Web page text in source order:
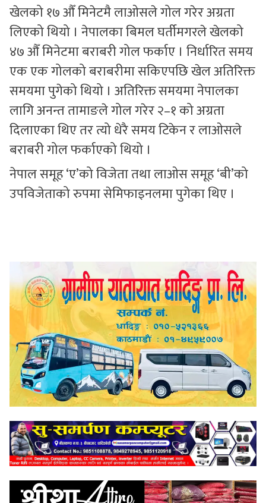
खेलको १७ औँ मिनेटमै लाओसले गोल गरेर अग्रता
लिएको थियो । नेपालका बिमल घर्तीमगरले खेलको
४७ औँ मिनेटमा बराबरी गोल फर्काए । निर्धारित समय
एक एक गोलको बराबरीमा सकिएपछि खेल अतिरिक्त
समयमा पुगेको थियो । अतिरिक्त समयमा नेपालका
लागि अनन्त तामाङले गोल गरेर २–१ को अग्रता
दिलाएका थिए तर त्यो धेरै समय टिकेन र लाओसले
बराबरी गोल फर्काएको थियो ।
नेपाल समूह ‘ए’को विजेता तथा लाओस समूह ‘बी’को
उपविजेताको रुपमा सेमिफाइनलमा पुगेका थिए ।